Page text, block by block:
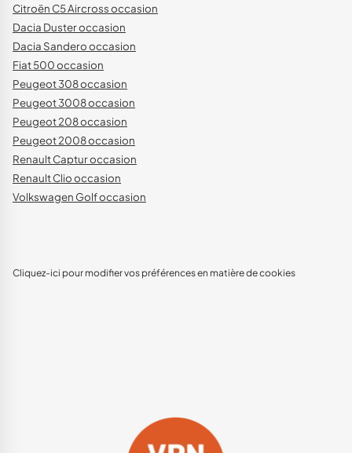
Citroën C5 Aircross occasion
Dacia Duster occasion
Dacia Sandero occasion
Fiat 500 occasion
Peugeot 308 occasion
Peugeot 3008 occasion
Peugeot 208 occasion
Peugeot 2008 occasion
Renault Captur occasion
Renault Clio occasion
Volkswagen Golf occasion
Cliquez-ici pour modifier vos préférences en matière de cookies